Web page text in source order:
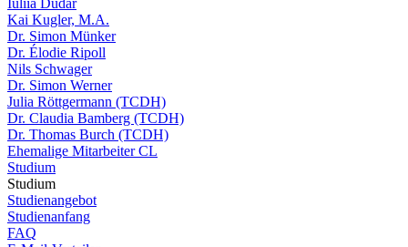
Iuliia Dudar
Kai Kugler, M.A.
Dr. Simon Münker
Dr. Élodie Ripoll
Nils Schwager
Dr. Simon Werner
Julia Röttgermann (TCDH)
Dr. Claudia Bamberg (TCDH)
Dr. Thomas Burch (TCDH)
Ehemalige Mitarbeiter CL
Studium
Studium
Studienangebot
Studienanfang
FAQ